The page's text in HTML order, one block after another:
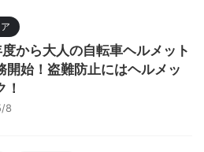
から大人の自転車ヘルメット
開始！盗難防止にはヘルメッ
！
8